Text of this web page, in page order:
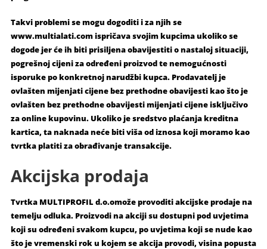
Takvi problemi se mogu dogoditi i za njih se
www.multialati.com ispričava svojim kupcima ukoliko se
dogode jer će ih biti prisiljena obavijestiti o nastaloj situaciji,
pogrešnoj cijeni za određeni proizvod te nemogućnosti
isporuke po konkretnoj narudžbi kupca. Prodavatelj je
ovlašten mijenjati cijene bez prethodne obavijesti kao što je
ovlašten bez prethodne obavijesti mijenjati cijene isključivo
za online kupovinu. Ukoliko je sredstvo plaćanja kreditna
kartica, ta naknada neće biti viša od iznosa koji moramo kao
tvrtka platiti za obrađivanje transakcije.
Akcijska prodaja
Tvrtka MULTIPROFIL d.o.omože provoditi akcijske prodaje na
temelju odluka. Proizvodi na akciji su dostupni pod uvjetima
koji su određeni svakom kupcu, po uvjetima koji se nude kao
što je vremenski rok u kojem se akcija provodi, visina popusta